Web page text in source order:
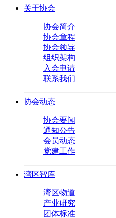
关于协会
协会简介
协会章程
协会领导
组织架构
入会申请
联系我们
协会动态
协会要闻
通知公告
会员动态
党建工作
湾区智库
湾区物道
产业研究
团体标准